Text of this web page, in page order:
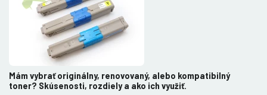
Mám vybrať originálny, renovovaný, alebo kompatibilný
toner? Skúsenosti, rozdiely a ako ich využiť.